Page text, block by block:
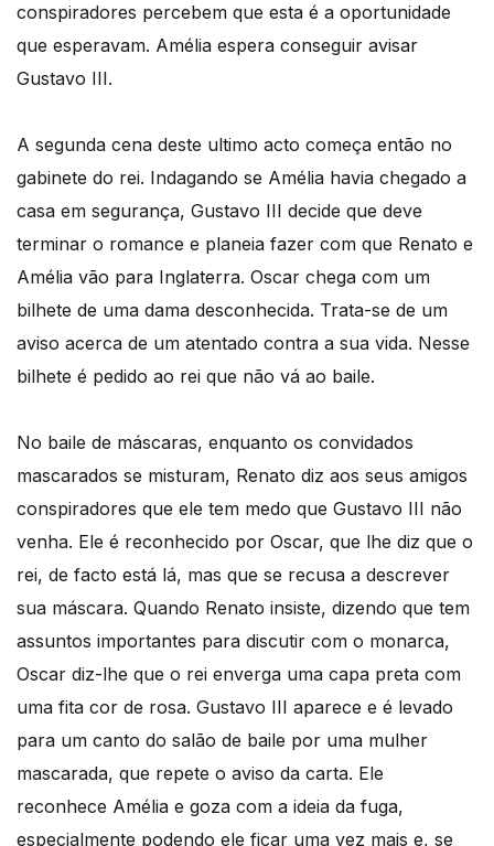
conspiradores percebem que esta é a oportunidade
que esperavam. Amélia espera conseguir avisar
Gustavo III.
A segunda cena deste ultimo acto começa então no
gabinete do rei. Indagando se Amélia havia chegado a
casa em segurança, Gustavo III decide que deve
terminar o romance e planeia fazer com que Renato e
Amélia vão para Inglaterra. Oscar chega com um
bilhete de uma dama desconhecida. Trata-se de um
aviso acerca de um atentado contra a sua vida. Nesse
bilhete é pedido ao rei que não vá ao baile.
No baile de máscaras, enquanto os convidados
mascarados se misturam, Renato diz aos seus amigos
conspiradores que ele tem medo que Gustavo III não
venha. Ele é reconhecido por Oscar, que lhe diz que o
rei, de facto está lá, mas que se recusa a descrever
sua máscara. Quando Renato insiste, dizendo que tem
assuntos importantes para discutir com o monarca,
Oscar diz-lhe que o rei enverga uma capa preta com
uma fita cor de rosa. Gustavo III aparece e é levado
para um canto do salão de baile por uma mulher
mascarada, que repete o aviso da carta. Ele
reconhece Amélia e goza com a ideia da fuga,
especialmente podendo ele ficar uma vez mais e, se